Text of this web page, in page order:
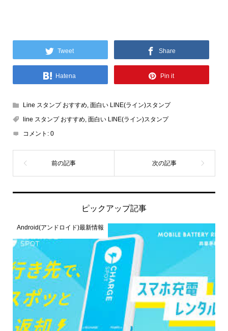
Tweet Share
Hatena Pin it
Line スタンプ おすすめ 面白い LINE(ライン)スタンプ
line スタンプ おすすめ 面白い LINE(ライン)スタンプ
コメント: 0
ピックアップ記事
Android(アンドロイド)最新情報